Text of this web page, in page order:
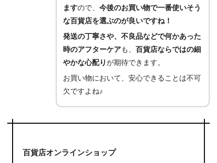
ますので、 今後のお買い物で一番使いそう
な百貨店を選ぶのが良いですね！
発送の丁寧さや、不良品などで何かあった
時のアフターケアも、 百貨店ならではの細
やかな心配り が期待できます。
お買い物において、安心できることは不可
欠ですよね♪
百貨店オンラインショップ